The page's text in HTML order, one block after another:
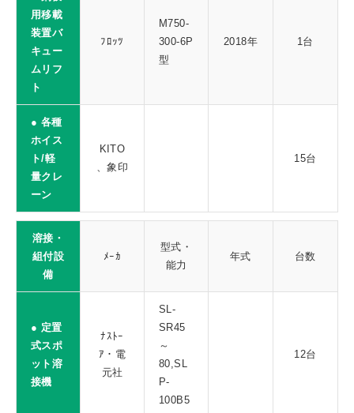
用移載
装置バ
キュー
ムリフ
ト
ﾌﾛｯﾂ
M750-
300-6P
型
2018年 1台
● 各種
ホイス
ト/軽
量クレ
ーン
KITO
、象印
15台
溶接・
組付設
備
ﾒｰｶ
型式・
能力
年式 台数
● 定置
式スポ
ット溶
接機
ﾅｽﾄｰ
ｱ・電
元社
SL-
SR45
～
80,SL
P‐
100B5
12台